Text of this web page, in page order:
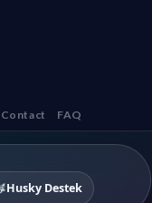
Contact FAQ
Husky Destek